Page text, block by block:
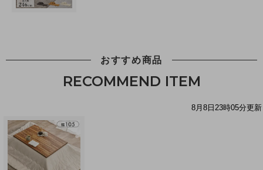
おすすめ商品
RECOMMEND ITEM